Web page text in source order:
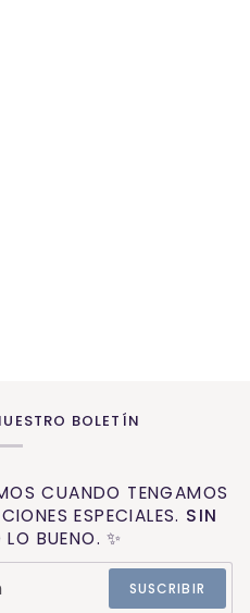
BOLETÍN
CUANDO TENGAMOS
ESPECIALES. SIN
LO BUENO. ✨
SUSCRIBIR